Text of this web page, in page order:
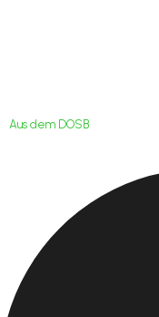
Aus dem DOSB